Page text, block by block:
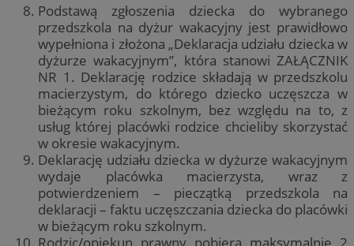
Podstawą zgłoszenia dziecka do wybranego
przedszkola na dyżur wakacyjny jest prawidłowo
wypełniona i złożona „Deklaracja udziału dziecka w
dyżurze wakacyjnym”, która stanowi ZAŁĄCZNIK
NR 1. Deklarację rodzice składają w przedszkolu
macierzystym, do którego dziecko uczęszcza w
bieżącym roku szkolnym, bez względu na to, z
usług której placówki rodzice chcieliby skorzystać
w okresie wakacyjnym.
Deklarację udziału dziecka w dyżurze wakacyjnym
wydaje placówka macierzysta, wraz z
potwierdzeniem – pieczątką przedszkola na
deklaracji – faktu uczęszczania dziecka do placówki
w bieżącym roku szkolnym.
Rodzic/opiekun prawny pobiera maksymalnie 2